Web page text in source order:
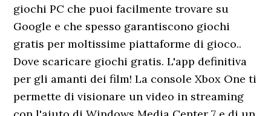
giochi PC che puoi facilmente trovare su
Google e che spesso garantiscono giochi
gratis per moltissime piattaforme di gioco..
Dove scaricare giochi gratis. L'app definitiva
per gli amanti dei film! La console Xbox One ti
permette di visionare un video in streaming